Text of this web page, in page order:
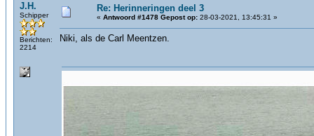
J.H.
Schipper
Berichten:
2214
Re: Herinneringen deel 3
« Antwoord #1478 Gepost op: 28-03-2021, 13:45:31 »
Niki, als de Carl Meentzen.